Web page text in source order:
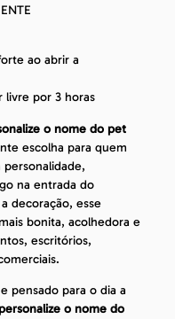
ao abrir a
livre por 3 horas
o nome do pet
escolha para quem
na entrada do
decoração, esse
bonita, acolhedora e
escritórios,
pensado para o dia a
o nome do